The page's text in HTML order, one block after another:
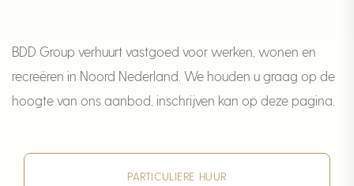
BDD Group verhuurt vastgoed voor werken, wonen en
recreëren in Noord Nederland. We houden u graag op de
hoogte van ons aanbod, inschrijven kan op deze pagina.
PARTICULIERE HUUR